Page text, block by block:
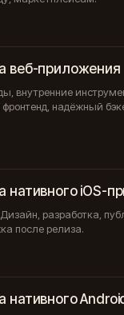
веб-приложения
внутренние
надёжный
нативного iOS-
разработка,
после релиза.
нативного